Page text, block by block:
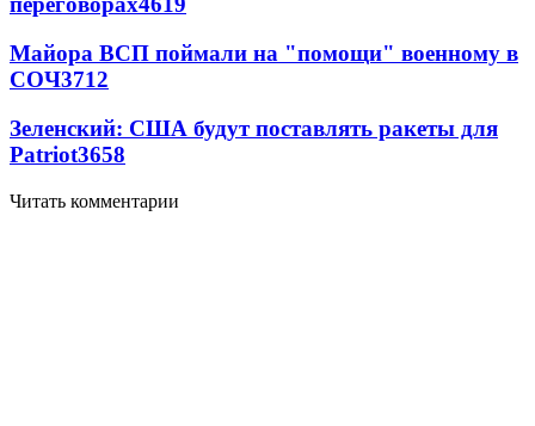
Майора ВСП поймали на "помощи" военному в
СОЧ3712
Зеленский: США будут поставлять ракеты для
Patriot3658
Читать комментарии